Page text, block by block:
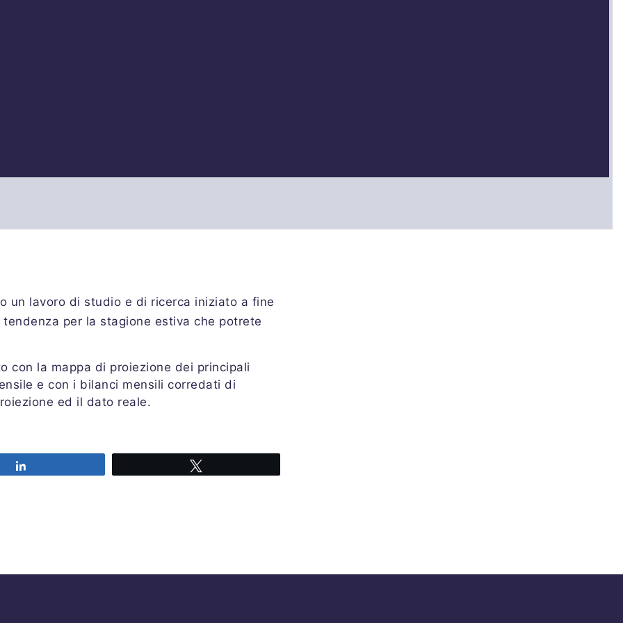
un lavoro di studio e di ricerca iniziato a fine
per la stagione estiva che potrete
con la mappa di proiezione dei principali
e con i bilanci mensili corredati di
ed il dato reale.